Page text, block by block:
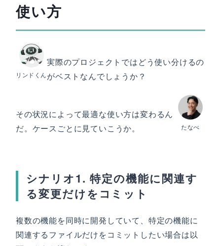
使い方
リンドくん
実際のプロジェクトではどう使い分けるの
がベストなんでしょうか？
たなべ
その状況によって最適な使い方は変わるん
だ。ケースごとに見ていこうか。
シナリオ1. 特定の機能に関連す
る変更だけをコミット
複数の機能を同時に開発していて、特定の機能に
関連するファイルだけをコミットしたい場合は以